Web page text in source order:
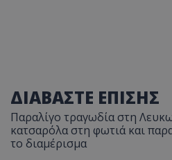
ΔΙΑΒΑΣΤΕ ΕΠΙΣΗΣ
Παραλίγο τραγωδία στη
κατσαρόλα στη φωτιά και
το διαμέρισμα